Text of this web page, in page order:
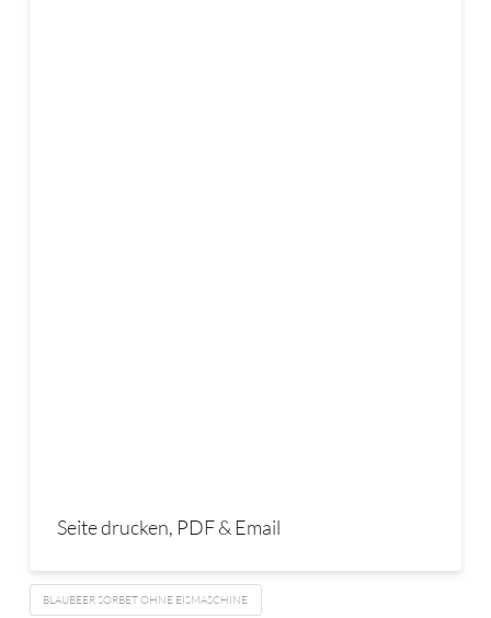
Seite drucken, PDF & Email
BLAUBEER SORBET OHNE EISMASCHINE